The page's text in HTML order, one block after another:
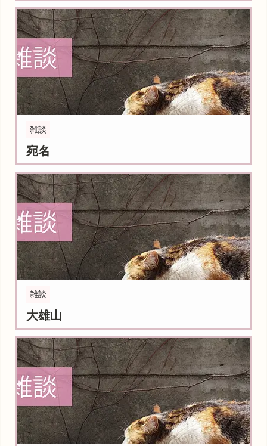
雑談
宛名
雑談
大雄山